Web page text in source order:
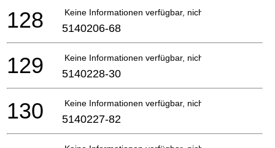
Keine Informationen verfügbar, nicht bestellbar
128 5140206-68
Keine Informationen verfügbar, nicht bestellbar
129 5140228-30
Keine Informationen verfügbar, nicht bestellbar
130 5140227-82